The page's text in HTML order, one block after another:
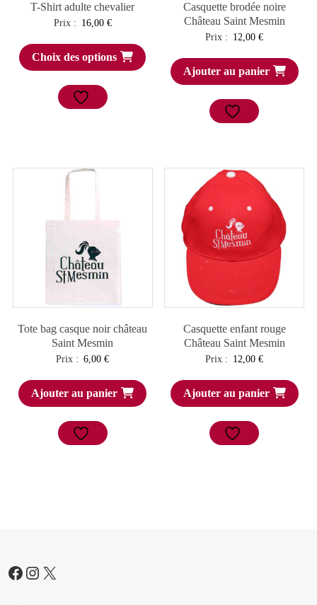
T-Shirt adulte chevalier
Prix : 16,00 €
Choix des options
Casquette brodée noire
Château Saint Mesmin
Prix : 12,00€
Ajouter au panier
Tote bag casque noir château
Saint Mesmin
Prix : 6,00€
Ajouter au panier
Casquette enfant rouge
Château Saint Mesmin
Prix : 12,00€
Ajouter au panier
Facebook
Instagram
X